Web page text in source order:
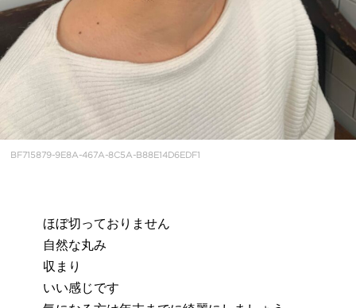
BF715879-9E8A-467A-8C5A-B88E14D6EDF1
ほぼ切っておりません
自然な丸み
収まり
いい感じです